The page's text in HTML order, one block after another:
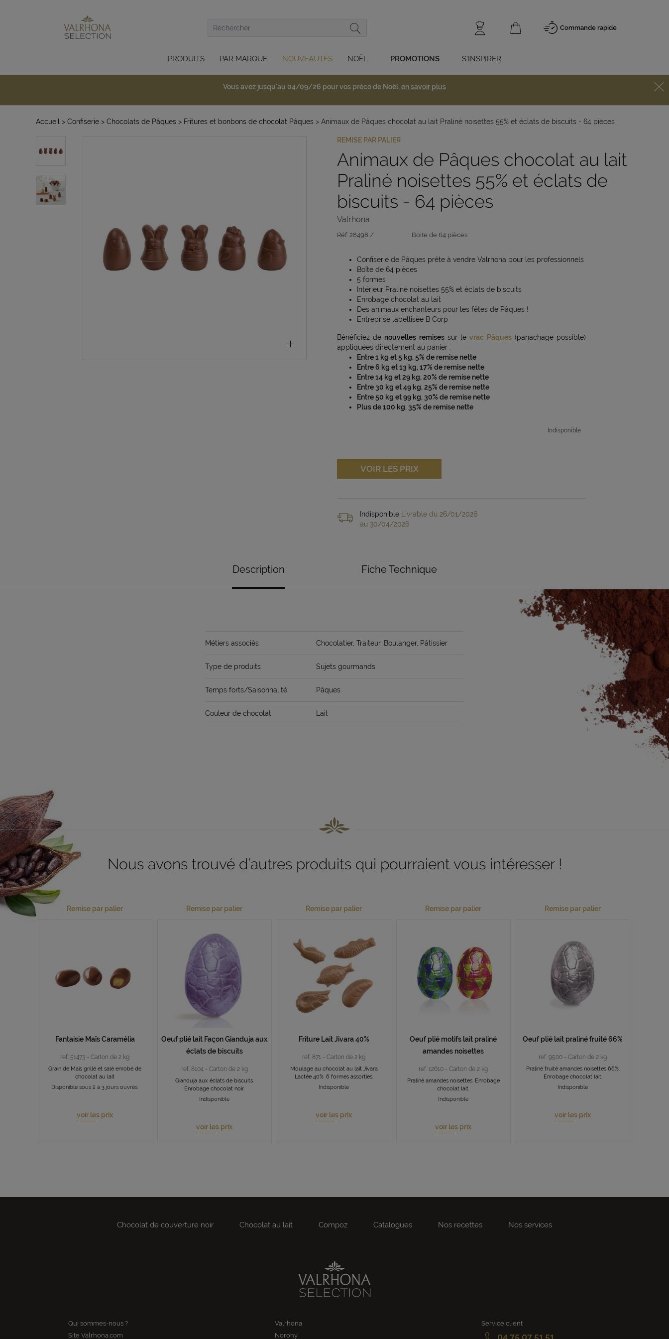
Commande rapide
PRODUITS PAR MARQUE NOUVEAUTÉS NOËL PROMOTIONS S'INSPIRER
Vous avez jusqu'au 04/09/26 pour vos préco de Noël, en savoir plus
Accueil > Confiserie > Chocolats de Pâques > Fritures et bonbons de chocolat Pâques > Animaux de Pâques chocolat au lait Praliné noisettes 55% et éclats de biscuits - 64 pièces
REMISE PAR PALIER
Animaux de Pâques chocolat au lait
Praliné noisettes 55% et éclats de
biscuits - 64 pièces
Valrhona
Réf: 28498 / Boite de 64 pièces
Confiserie de Pâques prête à vendre Valrhona pour les professionnels
Boîte de 64 pièces
5 formes
Intérieur Praliné noisettes 55% et éclats de biscuits
Enrobage chocolat au lait
Des animaux enchanteurs pour les fêtes de Pâques !
Entreprise labellisée B Corp
Bénéficiez de nouvelles remisessur levrac Pâques(panachage possible)
appliquées directement au panier :
Entre 1 kg et 5 kg, 5% de remise nette
Entre 6 kg et 13 kg, 17% de remise nette
Entre 14 kg et 29 kg, 20% de remise nette
Entre 30 kg et 49 kg, 25% de remise nette
Entre 50 kg et 99 kg, 30% de remise nette
Plus de 100 kg, 35% de remise nette
Indisponible
VOIR LES PRIX
Indisponible
Livrable du 26/01/2026
au 30/04/2026
Description Fiche Technique
Métiers associés Chocolatier, Traiteur, Boulanger, Pâtissier
Type de produits Sujets gourmands
Temps forts/Saisonnalité Pâques
Couleur de chocolat Lait
Nous avons trouvé d’autres produits qui pourraient vous intéresser !
Remise par palier
Fantaisie Maïs Caramélia
ref. 51473 - Carton de 2 kg
Grain de Maïs grillé et salé enrobé de
chocolat au lait
Disponible sous 2 à 3 jours ouvrés.
voir les prix
Remise par palier
Oeuf plié lait Façon Gianduja aux
éclats de biscuits
ref. 8104 - Carton de 2 kg
Gianduja aux éclats de biscuits.
Enrobage chocolat noir.
Indisponible
voir les prix
Remise par palier
Friture Lait Jivara 40%
ref. 871 - Carton de 2 kg
Moulage au chocolat au lait Jivara
Lactée 40%. 6 formes assorties.
Indisponible
voir les prix
Remise par palier
Oeuf plié motifs lait praliné
amandes noisettes
ref. 12610 - Carton de 2 kg
Praliné amandes noisettes. Enrobage
chocolat lait.
Indisponible
voir les prix
Remise par palier
Oeuf plié lait praliné fruité 66%
ref. 9500 - Carton de 2 kg
Praliné fruité amandes noisettes 66%.
Enrobage chocolat lait.
Indisponible
voir les prix
Chocolat de couverture noir Chocolat au lait Compoz Catalogues Nos recettes Nos services
Qui sommes-nous ?
Site Valrhona.com
Valrhona
Norohy
Service client
04 75 07 51 51